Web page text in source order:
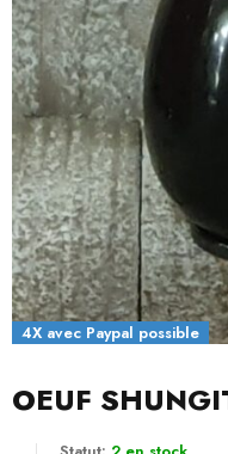
4X avec Paypal possible
OEUF